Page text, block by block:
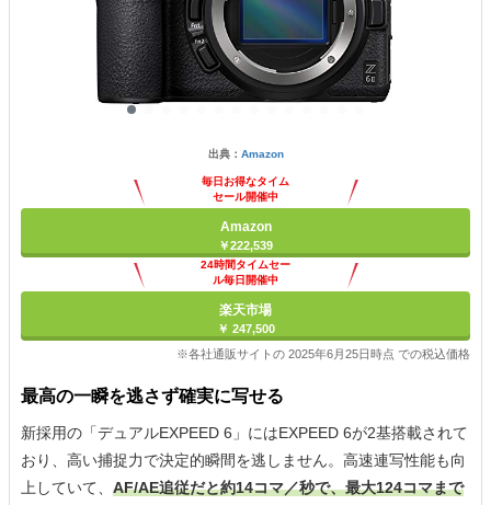
出典： Amazon
毎日お得なタイム
セール開催中
Amazon
￥222,539
24時間タイムセー
ル毎日開催中
楽天市場
￥ 247,500
※各社通販サイトの 2025年6月25日時点 での税込価格
最高の一瞬を逃さず確実に写せる
新採用の「デュアルEXPEED 6」にはEXPEED 6が2基搭載されて
おり、高い捕捉力で決定的瞬間を逃しません。高速連写性能も向
上していて、 AF/AE追従だと約14コマ／秒で、最大124コマまで